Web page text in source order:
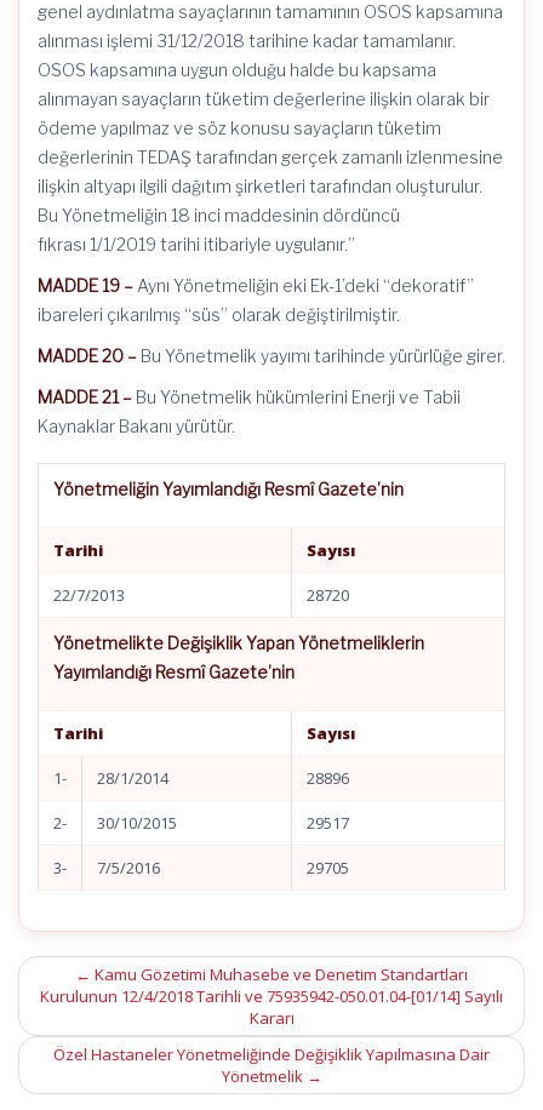
genel aydınlatma sayaçlarının tamamının OSOS kapsamına
alınması işlemi 31/12/2018 tarihine kadar tamamlanır.
OSOS kapsamına uygun olduğu halde bu kapsama
alınmayan sayaçların tüketim değerlerine ilişkin olarak bir
ödeme yapılmaz ve söz konusu sayaçların tüketim
değerlerinin TEDAŞ tarafından gerçek zamanlı izlenmesine
ilişkin altyapı ilgili dağıtım şirketleri tarafından oluşturulur.
Bu Yönetmeliğin 18 inci maddesinin dördüncü
fıkrası 1/1/2019 tarihi itibariyle uygulanır.”
MADDE 19 – Aynı Yönetmeliğin eki Ek-1’deki “dekoratif”
ibareleri çıkarılmış “süs” olarak değiştirilmiştir.
MADDE 20 – Bu Yönetmelik yayımı tarihinde yürürlüğe girer.
MADDE 21 – Bu Yönetmelik hükümlerini Enerji ve Tabii
Kaynaklar Bakanı yürütür.
Yönetmeliğin Yayımlandığı Resmî Gazete’nin
Tarihi Sayısı
22/7/2013 28720
Yönetmelikte Değişiklik Yapan Yönetmeliklerin
Yayımlandığı Resmî Gazete’nin
Tarihi Sayısı
1- 28/1/2014 28896
2- 30/10/2015 29517
3- 7/5/2016 29705
Post
navigation
← Kamu Gözetimi Muhasebe ve Denetim Standartları
Kurulunun 12/4/2018 Tarihli ve 75935942-050.01.04-[01/14] Sayılı
Kararı
Özel Hastaneler Yönetmeliğinde Değişiklik Yapılmasına Dair
Yönetmelik →